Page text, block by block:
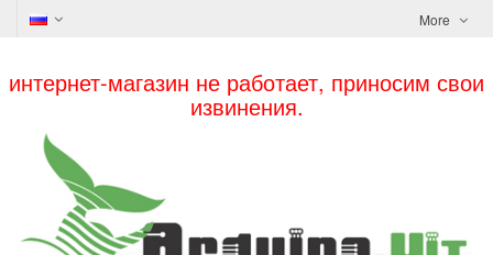
More
интернет-магазин не работает, приносим свои
извинения.